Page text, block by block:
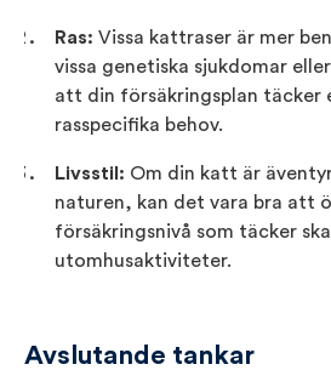
Ras: Vissa kattraser är mer
vissa genetiska sjukdomar
att din försäkringsplan täcker
rasspecifika behov.
Livsstil: Om din katt är
naturen, kan det vara bra att
försäkringsnivå som täcker
utomhusaktiviteter.
Avslutande tankar